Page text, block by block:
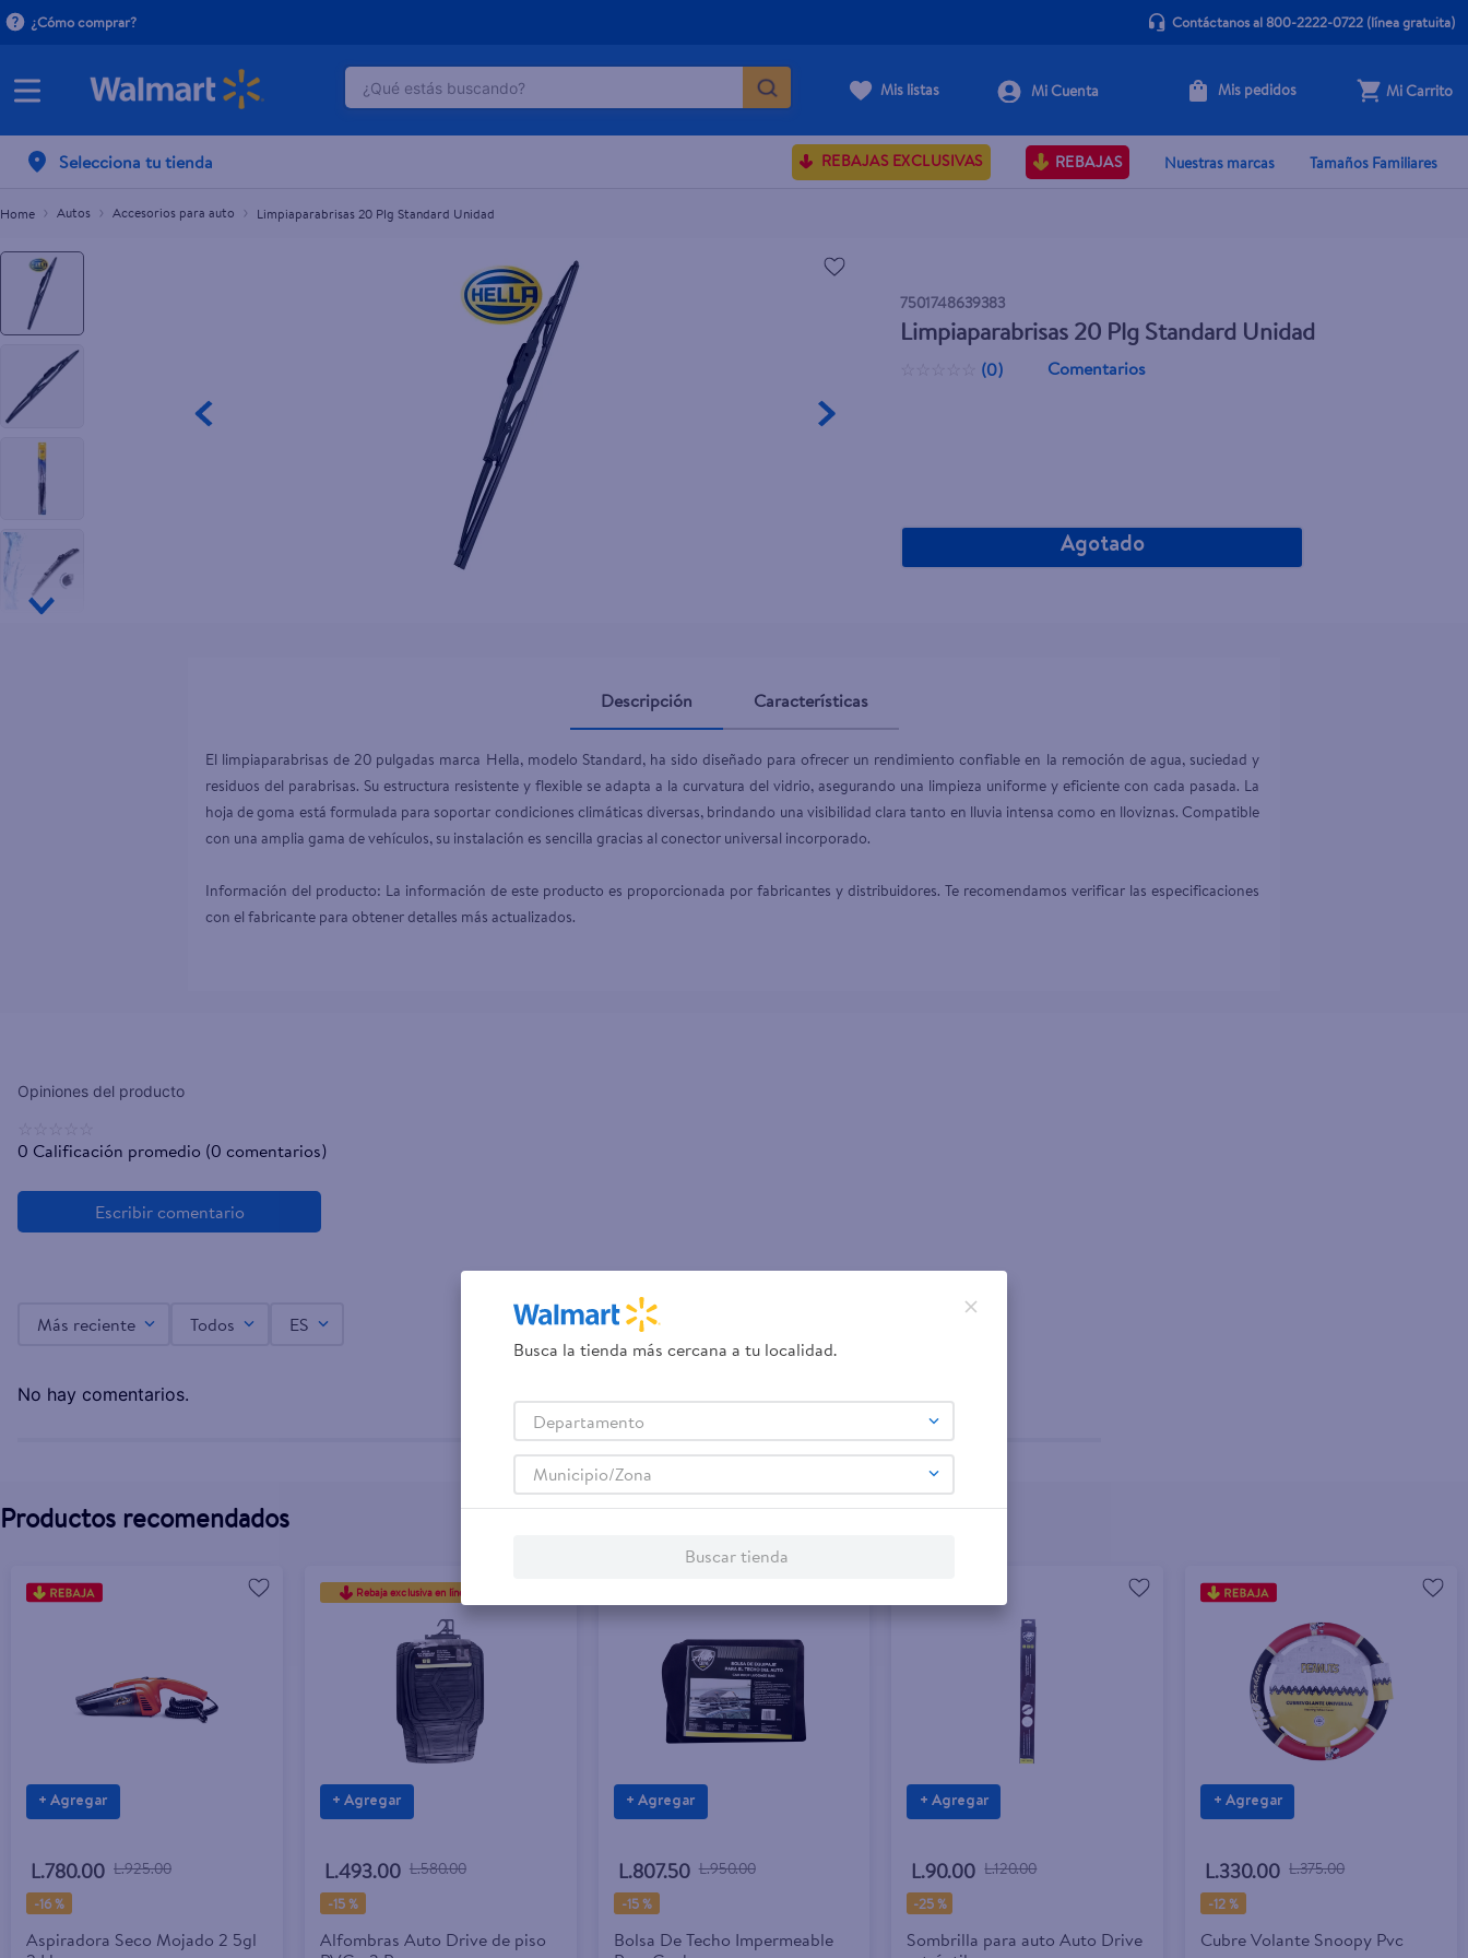
¿Cómo comprar? Contáctanos al 800-2222-0722(línea gratuita)
¿Qué estás buscando?
Mis listas Mis pedidos Mi Carrito
Selecciona tu tienda REBAJAS EXCLUSIVAS REBAJAS Nuestras marcas Tamaños Familiares
Autos Accesorios para auto Limpiaparabrisas 20 Plg Standard Unidad
7501748639383
Limpiaparabrisas 20 Plg Standard Unidad
(0) Comentarios
Agotado
Limpiaparabrisas 20 Plg Standard Unidad Agotado
Descripción Características
El limpiaparabrisas de 20 pulgadas marca Hella, modelo Standard, ha sido diseñado para ofrecer un rendimiento confiable en la remoción de agua, suciedad y
residuos del parabrisas. Su estructura resistente y flexible se adapta a la curvatura del vidrio, asegurando una limpieza uniforme y eficiente con cada pasada. La
hoja de goma está formulada para soportar condiciones climáticas diversas, brindando una visibilidad clara tanto en lluvia intensa como en lloviznas. Compatible
con una amplia gama de vehículos, su instalación es sencilla gracias al conector universal incorporado.
Información del producto: La información de este producto es proporcionada por fabricantes y distribuidores. Te recomendamos verificar las especificaciones
con el fabricante para obtener detalles más actualizados.
0 Calificación promedio (0 comentarios)
Más reciente Todos ES
No hay comentarios.
Productos recomendados
+ Agregar
L.780.00 L.925.00
-16 %
Aspiradora Seco Mojado 2 5gl
Rebaja exclusiva en línea
+ Agregar
L.493.00 L.580.00
-15 %
Alfombras Auto Drive de piso
+ Agregar
L.807.50 L.950.00
-15 %
Bolsa De Techo Impermeable
+ Agregar
L.90.00 L.120.00
-25 %
Sombrilla para auto Auto Drive
+ Agregar
L.330.00 L.375.00
-12 %
Cubre Volante Snoopy Pvc
Busca la tienda más cercana a tu localidad.
Departamento
Municipio/Zona
Buscar tienda
TÉRMINOS MÁS BUSCADOS
2.
herbal essences
serums corporales dove
gillette venus
goodyear
pollo norteño